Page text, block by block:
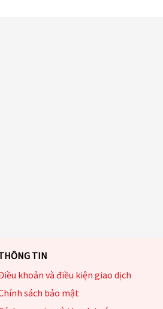
TIN
khoản và điều kiện giao dịch
sách bảo mật